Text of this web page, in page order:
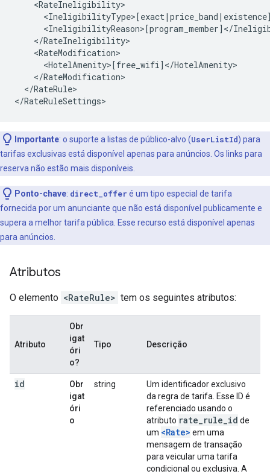
</RateRule>
Importante: o suporte a listas de público-alvo (UserListId) para
tarifas exclusivas está disponível apenas para anúncios. Os links para
reserva não estão mais disponíveis.
Ponto-chave: direct_offer é um tipo especial de tarifa
fornecida por um anunciante que não está disponível publicamente e
supera a melhor tarifa pública. Esse recurso está disponível apenas
para anúncios.
Atributos
O elemento <RateRule> tem os seguintes atributos:
Atributo
Obr
igat
óri
o?
Tipo Descrição
id
Obr
igat
óri
o
string
Um identificador exclusivo
da regra de tarifa. Esse ID é
referenciado usando o
atributo rate_rule_id de
um <Rate> em uma
mensagem de transação
para veicular uma tarifa
condicional ou exclusiva. A